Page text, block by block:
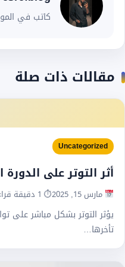
كاتب في
مقالات ذات صلة
Uncategorized
أثر التوتر على
مارس 15, 2025 ⏱ 1 دقيقة قراءة
يؤثر التوتر بشكل مباشر على
تأخرها…